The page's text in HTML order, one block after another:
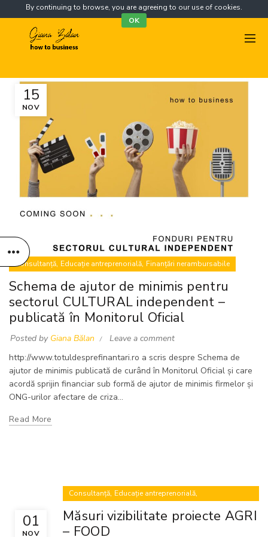
15
NOV
Consultanță, Educație antreprenorială, Finanțări nerambursabile
Schema de ajutor de minimis pentru
sectorul CULTURAL independent –
publicată în Monitorul Oficial
Posted by Giana Bălan
Leave a comment
http://www.totuldesprefinantari.ro a scris despre Schema de
ajutor de minimis publicată de curând în Monitorul Oficial și care
acordă sprijin financiar sub formă de ajutor de minimis firmelor și
ONG-urilor afectare de criza...
Read More
01
NOV
Consultanță, Educație antreprenorială,
Finanțări nerambursabile
Măsuri vizibilitate proiecte AGRI
– FOOD
By continuing to browse, you are agreeing to our use of cookies.
OK